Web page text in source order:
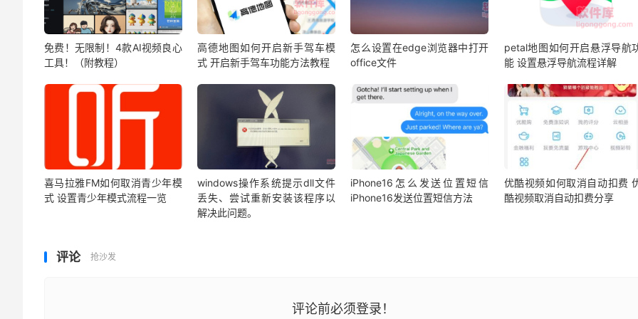
免费！无限制！4款AI视频良心
工具！（附教程）
高德地图如何开启新手驾车模
式 开启新手驾车功能方法教程
怎么设置在edge浏览器中打开
office文件
petal地图如何开启悬浮导航
能 设置悬浮导航流程详解
喜马拉雅FM如何取消青少年模
式 设置青少年模式流程一览
windows操作系统提示dll文件
丢失、尝试重新安装该程序以
解决此问题。
iPhone16怎么发送位置短信
iPhone16发送位置短信方法
优酷视频如何取消自动扣费
酷视频取消自动扣费分享
评论 抢沙发
评论前必须登录！